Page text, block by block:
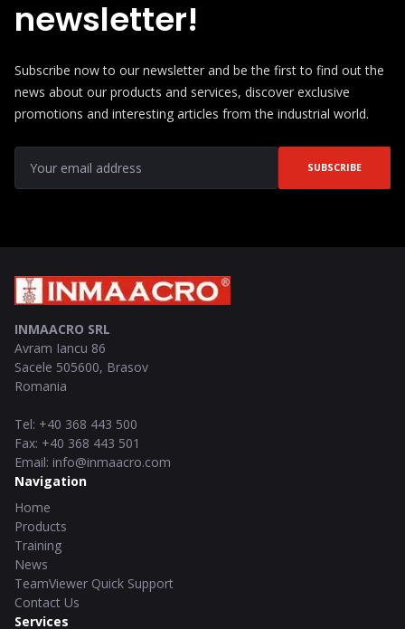
newsletter!
Subscribe now to our newsletter and be the first to find out the
news about our products and services, discover exclusive
promotions and interesting articles from the industrial world.
SUBSCRIBE
INMAACRO SRL
Avram Iancu 86
Sacele 505600, Brasov
Romania
Tel: +40 368 443 500
Fax: +40 368 443 501
Email: info@inmaacro.com
Navigation
Home
Products
Training
News
TeamViewer Quick Support
Contact Us
Services